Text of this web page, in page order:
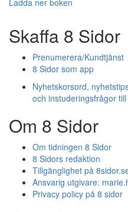
Ladda ner boken
Skaffa 8 Sidor
Prenumerera/Kundtjänst
8 Sidor som app
Nyhetskorsord,
och instuderingsfrågor
Om 8 Sidor
Om tidningen 8 Sidor
8 Sidors redaktion
Tillgänglighet på
Ansvarig utgivare:
Privacy policy på 8 sidor